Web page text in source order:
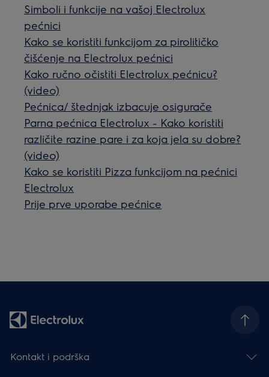
Simboli i funkcije na vašoj Electrolux
pećnici
Kako se koristiti funkcijom za pirolitičko
čišćenje na Electrolux pećnici
Kako ručno očistiti Electrolux pećnicu?
(video)
Pećnica/ štednjak izbacuje osigurače
Parna pećnica Electrolux - Kako koristiti
različite razine pare i za koja jela su dobre?
(video)
Kako se koristiti Pizza funkcijom na pećnici
Electrolux
Prije prve uporabe pećnice
Kontakt i podrška